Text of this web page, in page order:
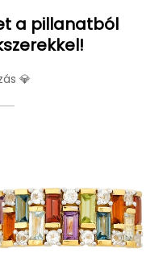
a pillanatból
💎